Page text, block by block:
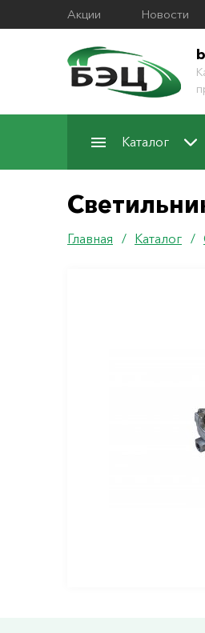
Акции Новости
Каталог
Главная / Каталог /